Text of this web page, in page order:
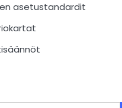
asetustandardit